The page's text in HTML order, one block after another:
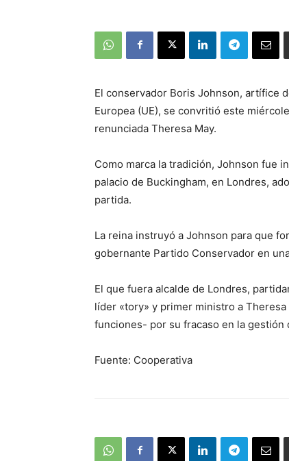
El conservador Boris Johnson, artífice
Europea (UE), se convritió este
renunciada Theresa May.
Como marca la tradición, Johnson fue
palacio de Buckingham, en Londres,
partida.
La reina instruyó a Johnson para que
gobernante Partido Conservador en
El que fuera alcalde de Londres,
líder «tory» y primer ministro a
funciones- por su fracaso en la gestión
Fuente: Cooperativa